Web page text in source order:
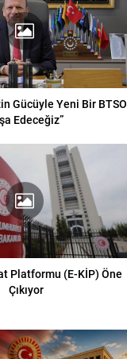
Gücüyle Yeni Bir BTSO
Edeceğiz”
Platformu (E-KİP) Öne
Çıkıyor